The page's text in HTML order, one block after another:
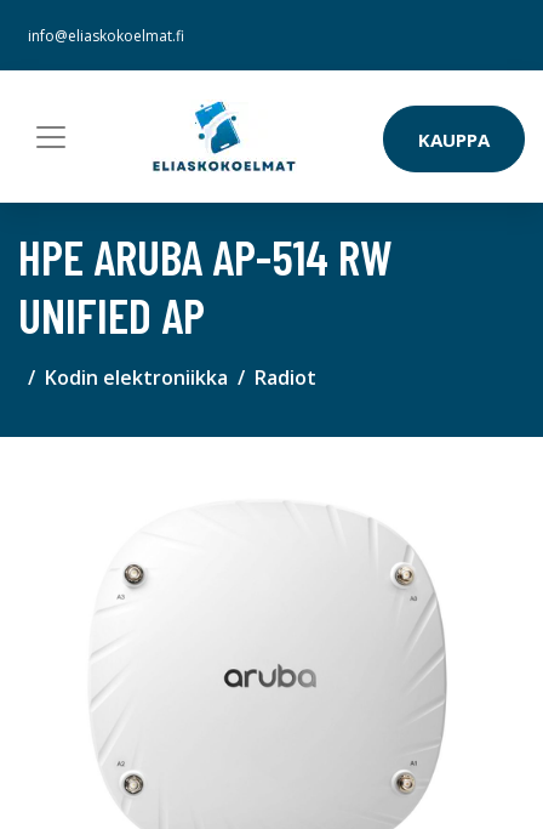
info@eliaskokoelmat.fi
KAUPPA
HPE ARUBA AP-514 RW
UNIFIED AP
Kodin elektroniikka Radiot